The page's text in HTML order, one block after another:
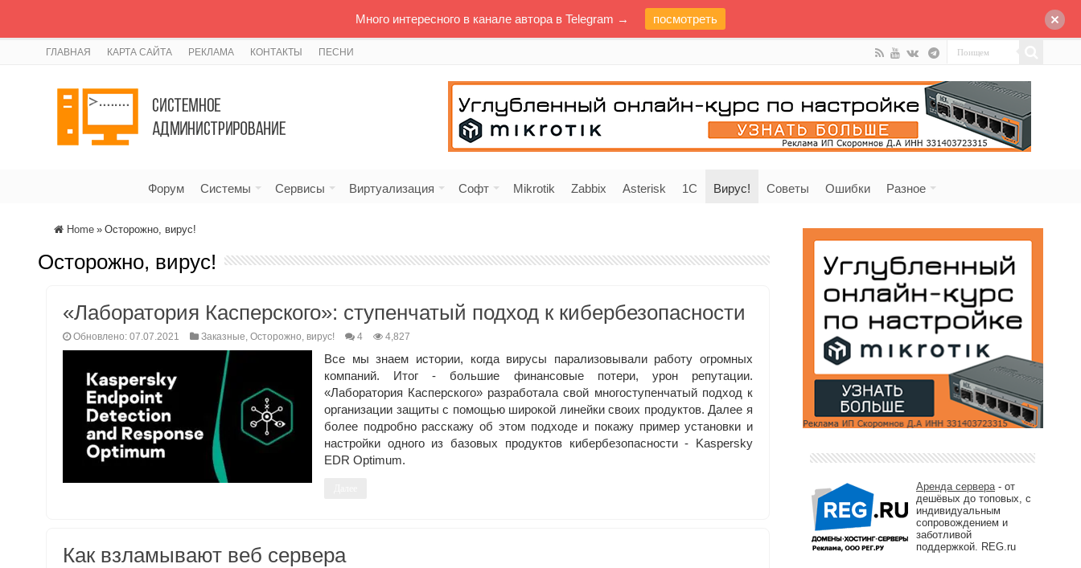
ГЛАВНАЯ КАРТА САЙТА РЕКЛАМА КОНТАКТЫ ПЕСНИ
Форум Системы Сервисы Виртуализация Софт Mikrotik Zabbix Asterisk 1C Вирус! Советы Ошибки Разное
Home » Осторожно, вирус!
Осторожно, вирус!
«Лаборатория Касперского»: ступенчатый подход к кибербезопасности
Обновлено: 07.07.2021 Заказные, Осторожно, вирус! 4 4,827
Все мы знаем истории, когда вирусы парализовывали работу огромных
компаний. Итог - большие финансовые потери, урон репутации.
«Лаборатория Касперского» разработала свой многоступенчатый подход к
организации защиты с помощью широкой линейки своих продуктов. Далее я
более подробно расскажу об этом подходе и покажу пример установки и
настройки одного из базовых продуктов кибербезопасности - Kaspersky
EDR Optimum.
Как взламывают веб сервера
Аренда сервера- от
дешёвых до топовых, с
индивидуальным
сопровождением и
заботливой
поддержкой. REG.ru
Много интересного в канале автора в Telegram → посмотреть